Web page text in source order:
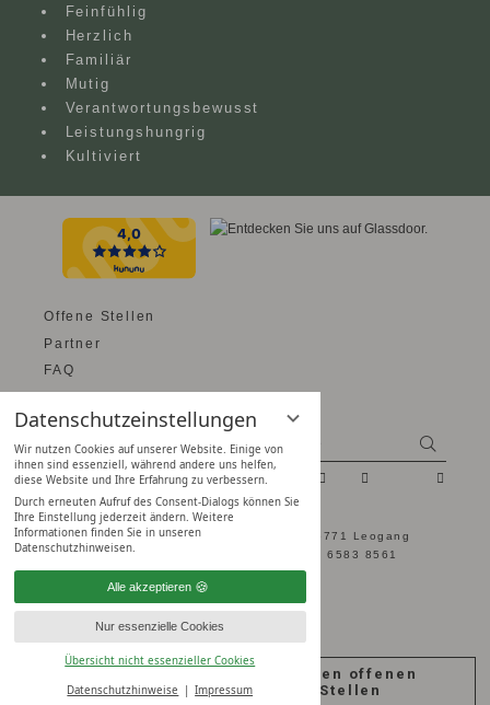
Datenschutzeinstellungen
Wir nutzen Cookies auf unserer Website. Einige von
ihnen sind essenziell, während andere uns helfen,
diese Website und Ihre Erfahrung zu verbessern.
Durch erneuten Aufruf des Consent-Dialogs können Sie
Ihre Einstellung jederzeit ändern. Weitere
Informationen finden Sie in unseren
Datenschutzhinweisen.
Alle akzeptieren
Nur essenzielle Cookies
Übersicht nicht essenzieller Cookies
Datenschutzhinweise Impressum
Forsthofgut!
zu den offenen
Stellen
Feinfühlig
Herzlich
Familiär
Mutig
Verantwortungsbewusst
Leistungshungrig
Kultiviert
Offene Stellen
Partner
FAQ
Impressum
Datenschutz
Datenschutz­einstellungen
Naturhotel Forsthofgut - Hütten 2 - 5771 Leogang
Salzburger Land, Österreich -
+43 6583 8561